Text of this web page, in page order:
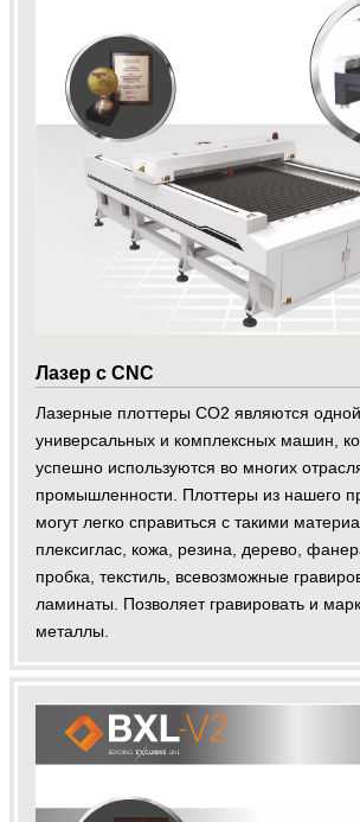
Лазер c CNC
Лазерные плоттеры CO2 являются
универсальных и комплексных машин,
успешно используются во многих
промышленности. Плоттеры из нашего
могут легко справиться с такими
плексиглас, кожа, резина, дерево,
пробка, текстиль, всевозможные
ламинаты. Позволяет гравировать и
металлы.